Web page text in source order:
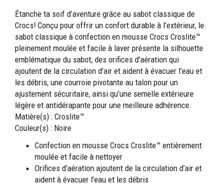
Étanche ta soif d’aventure grâce au sabot classique de
Crocs! Conçu pour offrir un confort durable à l’extérieur, le
sabot classique à confection en mousse Crocs Croslite™
pleinement moulée et facile à laver présente la silhouette
emblématique du sabot, des orifices d’aération qui
ajoutent de la circulation d’air et aident à évacuer l’eau et
les débris, une courroie pivotante au talon pour un
ajustement sécuritaire, ainsi qu’une semelle extérieure
légère et antidérapante pour une meilleure adhérence.
Matière(s) : Croslite™
Couleur(s) : Noire
Confection en mousse Crocs Croslite™ entièrement
moulée et facile à nettoyer
Orifices d’aération ajoutent de la circulation d’air et
aident à évacuer l’eau et les débris